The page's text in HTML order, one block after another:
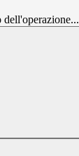
dell'operazione...